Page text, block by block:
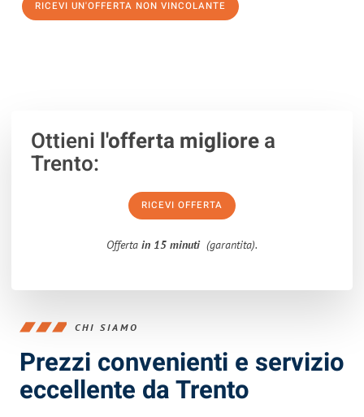
RICEVI UN'OFFERTA NON VINCOLANTE
Ottieni l'offerta migliorea
Trento:
RICEVI OFFERTA
Offerta in 15 minuti (garantita).
CHI SIAMO
Prezzi convenienti e servizio
eccellente da Trento